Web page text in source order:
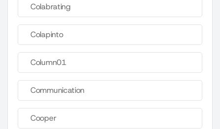
Colabrating
Colapinto
Column01
Communication
Cooper